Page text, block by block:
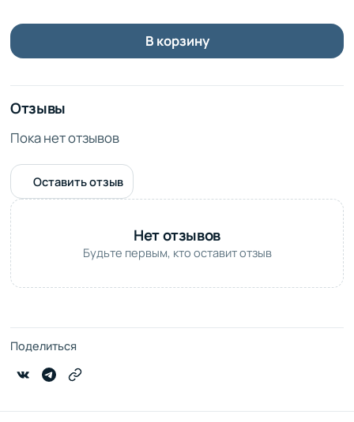
- Уникальные комплименты к букетам
Спешите сделать заказ и дарите счастье вместе с нами!
В корзину
Отзывы
Пока нет отзывов
Оставить отзыв
Нет отзывов
Будьте первым, кто оставит отзыв
Поделиться